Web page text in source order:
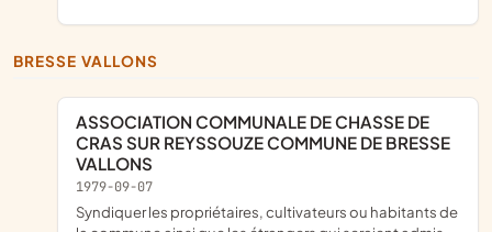
BRESSE VALLONS
ASSOCIATION COMMUNALE DE CHASSE DE
CRAS SUR REYSSOUZE COMMUNE DE BRESSE
VALLONS
1979-09-07
syndiquer les propriétaires, cultivateurs ou habitants de